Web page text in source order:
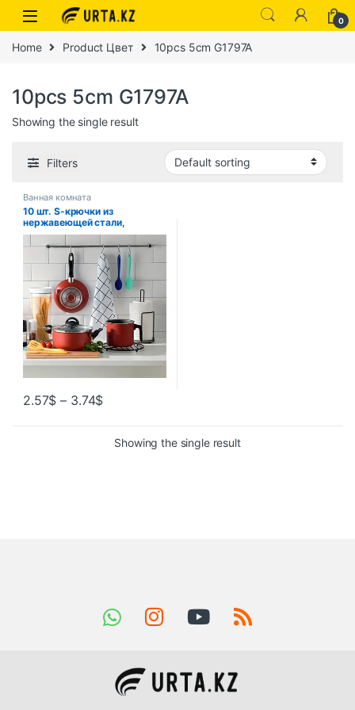
0
Home Product Цвет 10pcs 5cm G1797A
10pcs 5cm G1797A
Showing the single result
Filters
Ванная комната
10 шт. S-крючки из
нержавеющей стали,
универсальные крючки для
подвешивания для кухни и
ванной комнаты, крючки для
хранения одежды и дома
2.57$ – 3.74$
Showing the single result